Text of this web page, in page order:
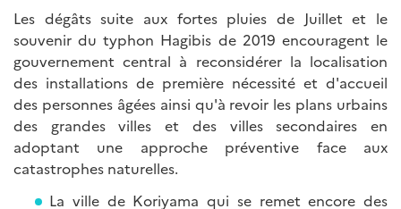
Les dégâts suite aux fortes pluies de Juillet et le
souvenir du typhon Hagibis de 2019 encouragent le
gouvernement central à reconsidérer la localisation
des installations de première nécessité et d'accueil
des personnes âgées ainsi qu'à revoir les plans urbains
des grandes villes et des villes secondaires en
adoptant une approche préventive face aux
catastrophes naturelles.
La ville de Koriyama qui se remet encore des